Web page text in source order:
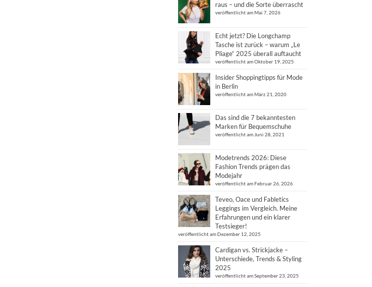
raus – und die Sorte überrascht
veröffentlicht am Mai 7, 2026
Echt jetzt? Die Longchamp
Tasche ist zurück – warum „Le
Pliage“ 2025 überall auftaucht
veröffentlicht am Oktober 19, 2025
Insider Shoppingtipps für Mode
in Berlin
veröffentlicht am März 21, 2020
Das sind die 7 bekanntesten
Marken für Bequemschuhe
veröffentlicht am Juni 28, 2021
Modetrends 2026: Diese
Fashion Trends prägen das
Modejahr
veröffentlicht am Februar 26, 2026
Teveo, Oace und Fabletics
Leggings im Vergleich. Meine
Erfahrungen und ein klarer
Testsieger!
veröffentlicht am Dezember 12, 2025
Cardigan vs. Strickjacke –
Unterschiede, Trends & Styling
2025
veröffentlicht am September 23, 2025